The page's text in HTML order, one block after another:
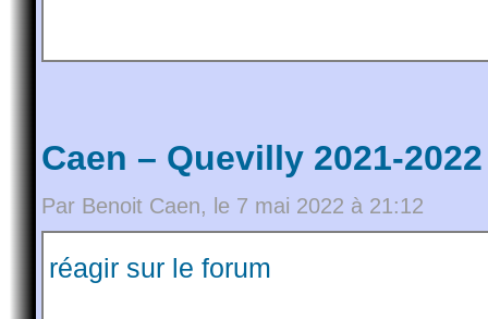
Caen – Quevilly 2021-2022
Par Benoit Caen, le 7 mai 2022 à 21:12
réagir sur le forum